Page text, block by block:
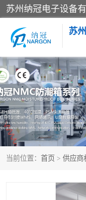
苏
当前位置： 首页 > 供应商
电子防潮箱
智能料架